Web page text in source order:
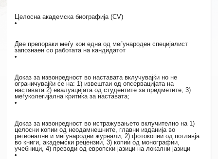
Целосна академска биографија (CV)
•
Две препораки меѓу кои една од меѓународен специјалист
запознаен со работата на кандидатот
•
Доказ за извонредност во наставата вклучувајќи но не
ограничувајќи се на: 1) извештаи од опсервацијата на
наставата 2) евалуацијата од студентите за предметите; 3)
меѓуколегијална критика за наставата;
•
Доказ за извонредност во истражувањето вклучително на 1)
целосни копии од неодамнешните, главни изданија во
регионални и меѓународни журнали; 2) фотокопии од поглавја
во книги, академски рецензии, 3) копии од монографии,
учебници, 4) преводи од европски јазици на локални јазици
•